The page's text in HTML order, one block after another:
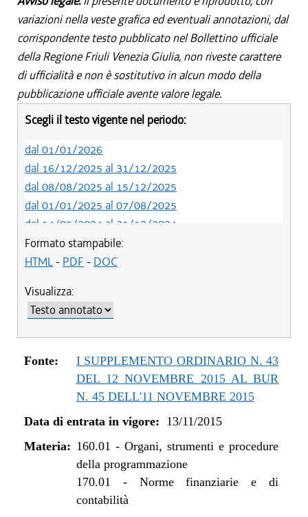
variazioni nella veste grafica ed eventuali annotazioni, dal
corrispondente testo pubblicato nel Bollettino ufficiale
della Regione Friuli Venezia Giulia, non riveste carattere
di ufficialità e non è sostitutivo in alcun modo della
pubblicazione ufficiale avente valore legale.
Scegli il testo vigente nel periodo:
dal 01/01/2026
dal 16/12/2025 al 31/12/2025
dal 08/08/2025 al 15/12/2025
dal 01/01/2025 al 07/08/2025
dal 14/05/2024 al 31/12/2024
dal 01/01/2024 al 13/05/2024
dal 01/01/2020 al 31/12/2023
dal 10/08/2019 al 18/12/2019
dal 01/01/2019 al 09/08/2019
dal 08/11/2018 al 31/12/2018
dal 29/03/2018 al 07/11/2018
dal 10/08/2017 al 28/03/2018
dal 01/06/2017 al 09/08/2017
dal 13/08/2016 al 08/01/2017
dal 13/01/2016 al 12/08/2016
dal 13/11/2015 al 12/01/2016
Formato stampabile:
HTML- PDF - DOC
Visualizza:
Fonte:
I SUPPLEMENTO ORDINARIO N. 43
DEL 12 NOVEMBRE 2015 AL BUR
N. 45 DELL'11 NOVEMBRE 2015
Data di entrata in vigore: 13/11/2015
Materia: 160.01 - Organi, strumenti e procedure
della programmazione
170.01 - Norme finanziarie e di
contabilità